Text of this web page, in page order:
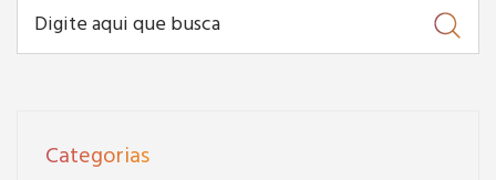
Categorias